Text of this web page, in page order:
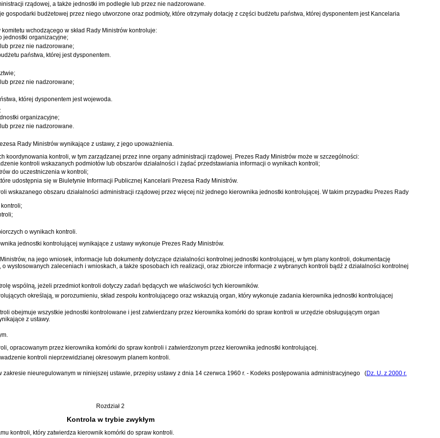
rządowej, a także jednostki im podległe lub przez nie nadzorowane.
gospodarki budżetowej przez niego utworzone oraz podmioty, które otrzymały dotację z części budżetu państwa, której dysponentem jest Kancelaria
wchodzącego w skład Rady Ministrów kontroluje:
jednostki organizacyjne;
przez nie nadzorowane;
państwa, której jest dysponentem.
przez nie nadzorowane;
której dysponentem jest wojewoda.
organizacyjne;
przez nie nadzorowane.
Rady Ministrów wynikające z ustawy, z jego upoważnienia.
koordynowania kontroli, w tym zarządzanej przez inne organy administracji rządowej. Prezes Rady Ministrów może w szczególności:
kontroli wskazanych podmiotów lub obszarów działalności i żądać przedstawiania informacji o wynikach kontroli;
do uczestniczenia w kontroli;
udostępnia się w Biuletynie Informacji Publicznej Kancelarii Prezesa Rady Ministrów.
wskazanego obszaru działalności administracji rządowej przez więcej niż jednego kierownika jednostki kontrolującej. W takim przypadku Prezes Rady
o wynikach kontroli.
jednostki kontrolującej wynikające z ustawy wykonuje Prezes Rady Ministrów.
na jego wniosek, informacje lub dokumenty dotyczące działalności kontrolnej jednostki kontrolującej, w tym plany kontroli, dokumentację
wystosowanych zaleceniach i wnioskach, a także sposobach ich realizacji, oraz zbiorcze informacje z wybranych kontroli bądź z działalności kontrolnej
wspólną, jeżeli przedmiot kontroli dotyczy zadań będących we właściwości tych kierowników.
określają, w porozumieniu, skład zespołu kontrolującego oraz wskazują organ, który wykonuje zadania kierownika jednostki kontrolującej
obejmuje wszystkie jednostki kontrolowane i jest zatwierdzany przez kierownika komórki do spraw kontroli w urzędzie obsługującym organ
z ustawy.
opracowanym przez kierownika komórki do spraw kontroli i zatwierdzonym przez kierownika jednostki kontrolującej.
kontroli nieprzewidzianej okresowym planem kontroli.
zakresie nieuregulowanym w niniejszej ustawie, przepisy ustawy z dnia 14 czerwca 1960 r. - Kodeks postępowania administracyjnego (Dz. U. z 2000 r.
Rozdział 2
Kontrola w trybie zwykłym
kontroli, który zatwierdza kierownik komórki do spraw kontroli.